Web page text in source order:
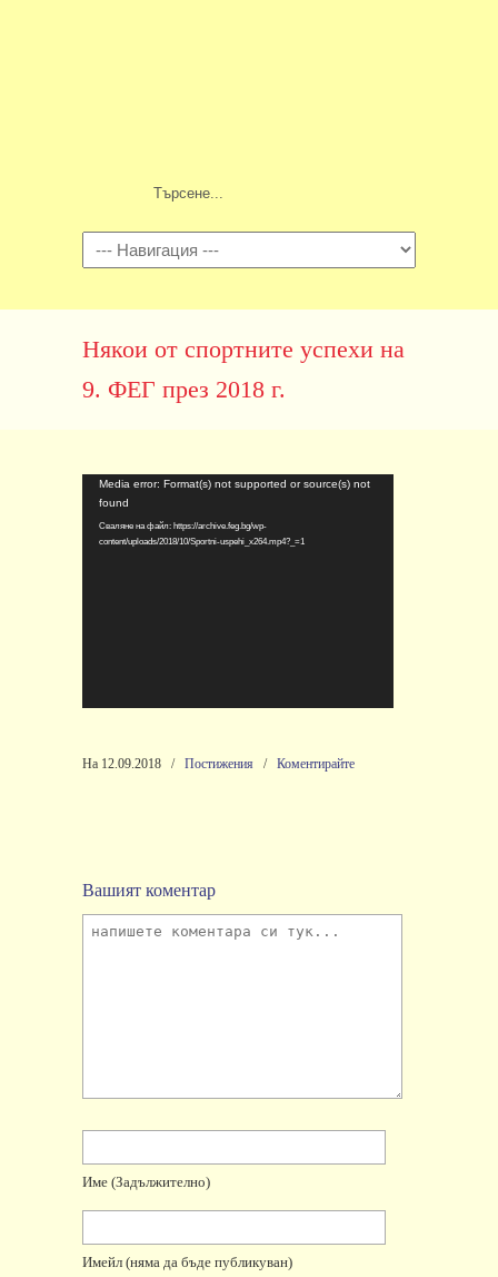
Навигация
Някои от спортните успехи на
9. ФЕГ през 2018 г.
Видео
Media error: Format(s) not supported or source(s) not
found
Сваляне на файл: https://archive.feg.bg/wp-
content/uploads/2018/10/Sportni-uspehi_x264.mp4?_=1
На 12.09.2018 / Постижения / Коментирайте
Вашият коментар
Име (задължително)
Имейл (няма да бъде публикуван)